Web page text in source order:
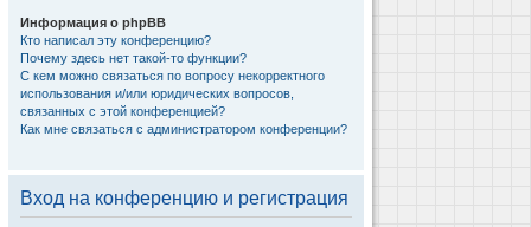
Информация о phpBB
Кто написал эту конференцию?
Почему здесь нет такой-то функции?
С кем можно связаться по вопросу некорректного
использования и/или юридических вопросов,
связанных с этой конференцией?
Как мне связаться с администратором конференции?
Вход на конференцию и регистрация